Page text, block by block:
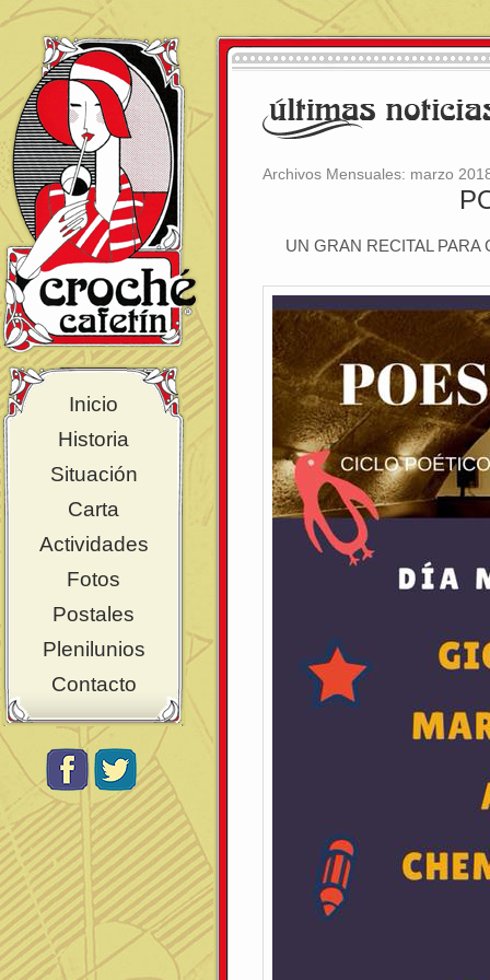
Inicio
Historia
Situación
Carta
Actividades
Fotos
Postales
Plenilunios
Contacto
Archivos Mensuales: marzo
UN GRAN RECITAL PARA